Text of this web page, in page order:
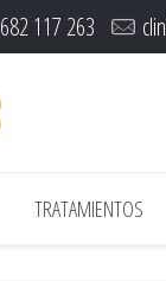
682 117 263
TRATAMIENTOS